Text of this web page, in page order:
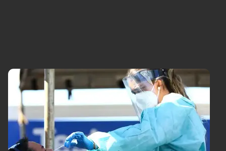
Agronegócios
Brasil
Brasil Mineral
Ciência &
Tecnologia
Cinema
Comportamento
Cultura
Economia
Educação
Infraestrutura
Internacional
Meio Ambiente
Podcast
Política
Saúde
Tempo